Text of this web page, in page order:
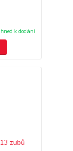
Ihned k dodání